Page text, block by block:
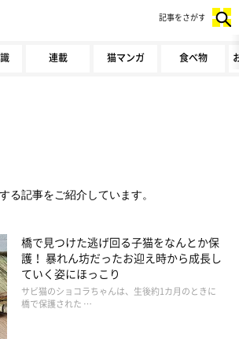
連載 猫マンガ 食べ物
記事をさがす
る記事をご紹介しています。
橋で見つけた逃げ回る子猫をなんとか保
護！ 暴れん坊だったお迎え時から成長し
ていく姿にほっこり
サビ猫のショコラちゃんは、生後約1カ月のときに
橋で保護された …